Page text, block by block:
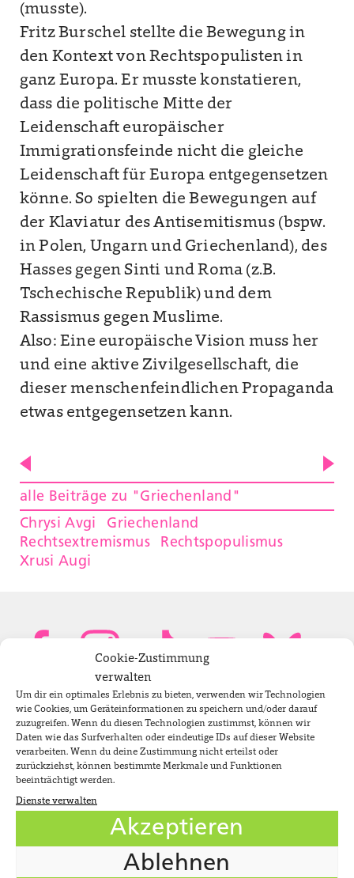
Cookie-Zustimmung
verwalten
Um dir ein optimales Erlebnis zu bieten, verwenden wir Technologien
wie Cookies, um Geräteinformationen zu speichern und/oder darauf
zuzugreifen. Wenn du diesen Technologien zustimmst, können wir
Daten wie das Surfverhalten oder eindeutige IDs auf dieser Website
verarbeiten. Wenn du deine Zustimmung nicht erteilst oder
zurückziehst, können bestimmte Merkmale und Funktionen
beeinträchtigt werden.
Dienste verwalten
Akzeptieren
Ablehnen
(musste).
Fritz Burschel stellte die Bewegung in
den Kontext von Rechtspopulisten in
ganz Europa. Er musste konstatieren,
dass die politische Mitte der
Leidenschaft europäischer
Immigrationsfeinde nicht die gleiche
Leidenschaftfür Europa entgegensetzen
könne. So spielten die Bewegungen auf
der Klaviatur des Antisemitismus (bspw.
in Polen, Ungarn und Griechenland), des
Hasses gegen Sinti und Roma (z.B.
Tschechische Republik) und dem
Rassismus gegen Muslime.
Also: Eine europäische Vision muss her
und eine aktive Zivilgesellschaft, die
dieser menschenfeindlichen Propaganda
etwas entgegensetzen kann.
alle Beiträge zu "Griechenland"
Chrysi Avgi
Griechenland
Rechtsextremismus
Rechtspopulismus
Xrusi Augi
Bundestagsabgeordnete
Newsletter
Impressum
Datenschutzerklärung